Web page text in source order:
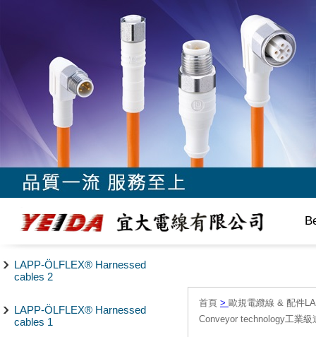
LAPP-ÖLFLEX® Harnessed
cables 2
LAPP-ÖLFLEX® Harnessed
cables 1
首頁 > 歐規電纜線 & 配件
Conveyor technology工業級